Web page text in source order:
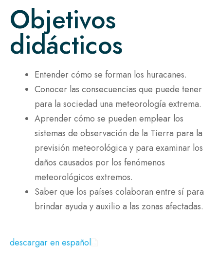
Objetivos
didácticos
Entender cómo se forman los huracanes.
Conocer las consecuencias que puede tener
para la sociedad una meteorología extrema.
Aprender cómo se pueden emplear los
sistemas de observación de la Tierra para la
previsión meteorológica y para examinar los
daños causados por los fenómenos
meteorológicos extremos.
Saber que los países colaboran entre sí para
brindar ayuda y auxilio a las zonas afectadas.
descargar en español